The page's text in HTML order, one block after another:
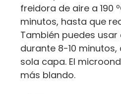
freidora de aire a 190
minutos, hasta que
También puedes usar
durante 8-10
sola capa. El
más blando.